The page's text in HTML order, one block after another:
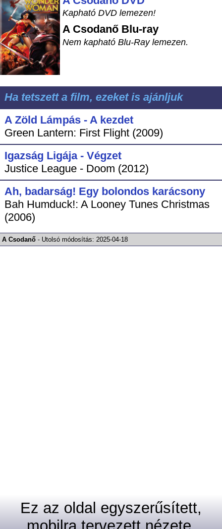
Kapható DVD lemezen!
A Csodanő Blu-ray
Nem kapható Blu-Ray lemezen.
Ha tetszett a film, ezeket is ajánljuk
A Zöld Lámpás - A kezdet
Green Lantern: First Flight (2009)
Igazság Ligája - Végzet
Justice League - Doom (2012)
Ah, badarság! Egy bolondos karácsony
Bah Humduck!: A Looney Tunes Christmas
(2006)
A Csodanő - Utolsó módosítás: 2025-04-18
Ez az oldal egyszerűsített,